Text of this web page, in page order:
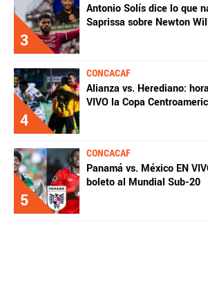
3
Antonio Solís dice lo que
Saprissa sobre Newton
4
CONCACAF
Alianza vs. Herediano:
VIVO la Copa
5
CONCACAF
Panamá vs. México EN
boleto al Mundial Sub-20